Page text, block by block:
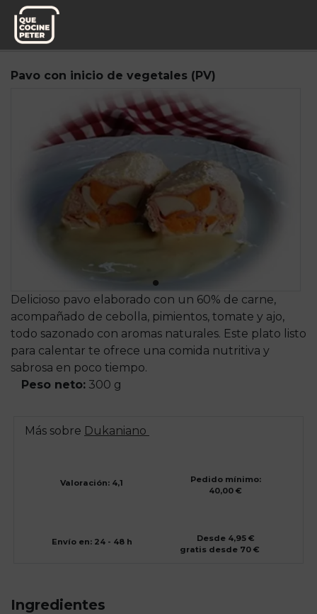
Pedido semanal
Pavo con inicio de vegetales (PV)
Delicioso pavo elaborado con un 60% de carne,
acompañado de cebolla, pimientos, tomate y ajo,
todo sazonado con aromas naturales. Este plato listo
para calentar te ofrece una comida nutritiva y
sabrosa en poco tiempo.
Peso neto: 300 g
Más sobre Dukaniano
Valoración: 4,1
Pedido mínimo:
40,00 €
Envío en: 24 - 48 h
Desde 4,95 €
gratis desde 70 €
Ingredientes